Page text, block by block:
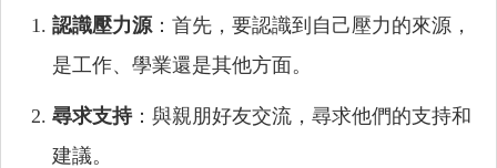
認識壓力源：首先，要認識到自己壓力的來源，
是工作、學業還是其他方面。
尋求支持：與親朋好友交流，尋求他們的支持和
建議。